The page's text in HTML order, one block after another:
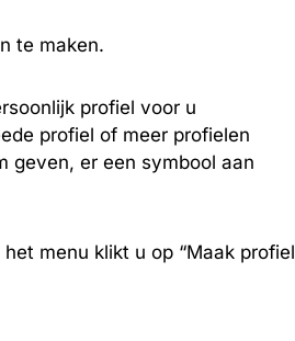
te maken.
profiel voor u
profiel of meer profielen
geven, er een symbool aan
menu klikt u op “Maak profiel